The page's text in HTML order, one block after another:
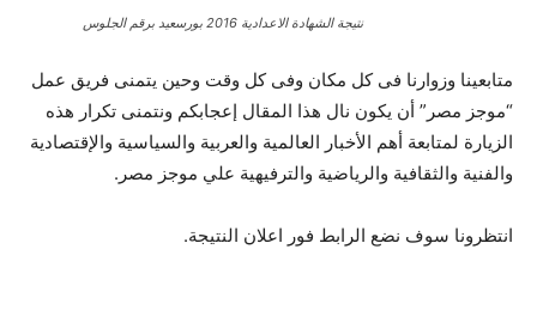
نتيجة الشهادة الاعدادية 2016 بورسعيد برقم الجلوس
متابعينا وزوارنا فى كل مكان وفى كل وقت وحين يتمنى فريق عمل
“موجز مصر” أن يكون نال هذا المقال إعجابكم ونتمنى تكرار هذه
الزيارة لمتابعة أهم الأخبار العالمية والعربية والسياسية والإقتصادية
والفنية والثقافية والرياضية والترفيهية علي موجز مصر.
انتظرونا سوف نضع الرابط فور اعلان النتيجة.